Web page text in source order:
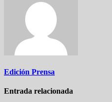
Edición Prensa
Entrada relacionada